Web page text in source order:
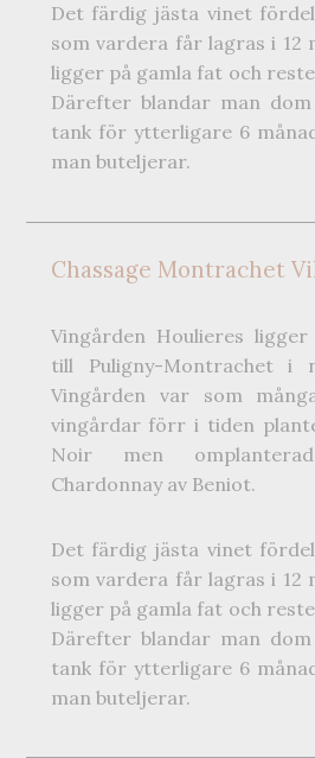
Det färdig jästa vinet
som vardera får lagras i 12
ligger på gamla fat och
Därefter blandar man
tank för ytterligare 6
man buteljerar.
Chassage Montrachet
Vingården Houlieres
till Puligny-Montrachet i
Vingården var som
vingårdar förr i tiden
Noir men
Chardonnay av Beniot.
Det färdig jästa vinet
som vardera får lagras i 12
ligger på gamla fat och
Därefter blandar man
tank för ytterligare 6
man buteljerar.